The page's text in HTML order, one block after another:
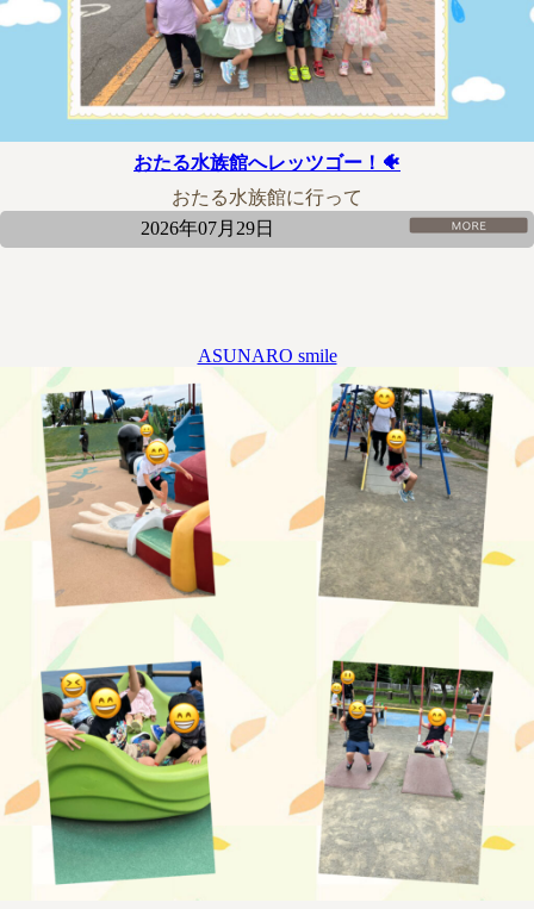
おたる水族館へレッツゴー！🐠
おたる水族館に行って
2026年07月29日
ASUNARO smile